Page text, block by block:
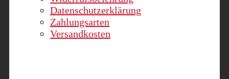
Datenschutzerklärung
Zahlungsarten
Versandkosten